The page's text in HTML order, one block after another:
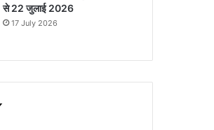
से 22 जुलाई 2026
17 July 2026